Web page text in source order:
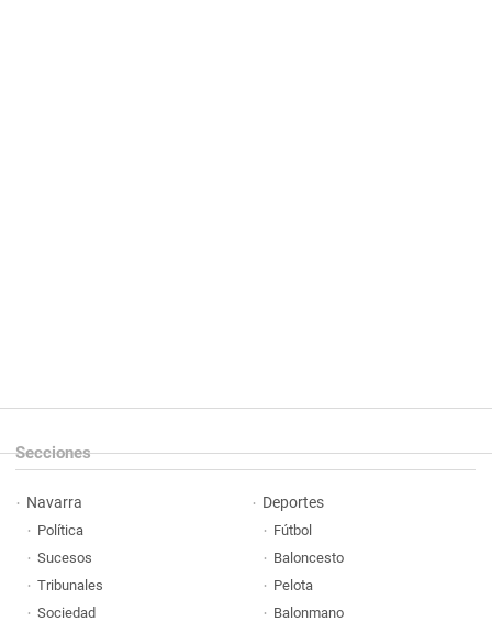
Secciones
Navarra
Política
Sucesos
Tribunales
Sociedad
Deportes
Fútbol
Baloncesto
Pelota
Balonmano